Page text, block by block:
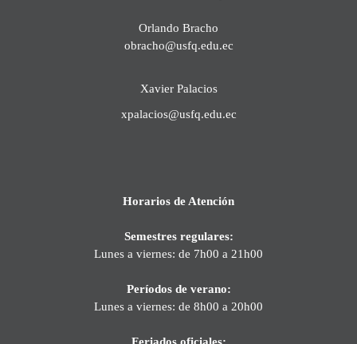
Orlando Bracho
obracho@usfq.edu.ec
Xavier Palacios
xpalacios@usfq.edu.ec
Horarios de Atención
Semestres regulares:
Lunes a viernes: de 7h00 a 21h00
Períodos de verano:
Lunes a viernes: de 8h00 a 20h00
Feriados oficiales: